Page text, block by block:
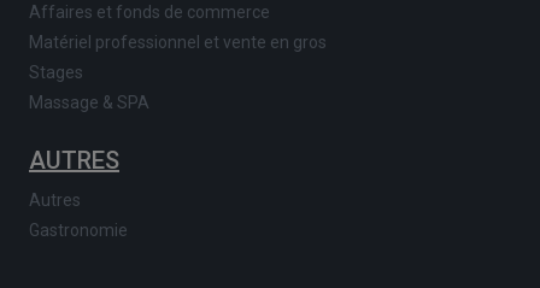
Affaires et fonds de commerce
Matériel professionnel et vente en gros
Stages
Massage & SPA
AUTRES
Autres
Gastronomie